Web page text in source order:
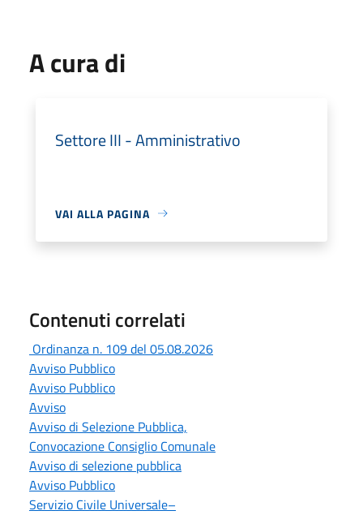
A cura di
Settore III - Amministrativo
VAI ALLA PAGINA
Contenuti correlati
Ordinanza n. 109 del 05.08.2026
Avviso Pubblico
Avviso Pubblico
Avviso
Avviso di Selezione Pubblica,
Convocazione Consiglio Comunale
Avviso di selezione pubblica
Avviso Pubblico
Servizio Civile Universale–